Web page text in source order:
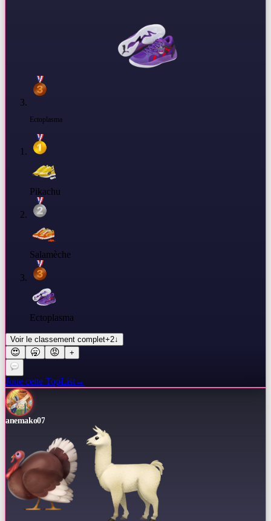
Ectoplasma
Pikachu
Salamèche
Ectoplasma
Voir le classement complet+2↓
😍 🥱 😡 +
Joue cette TopList→
anemako07